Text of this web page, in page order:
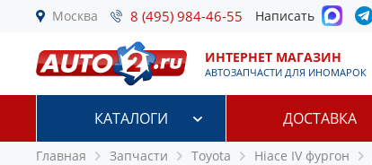
Москва 8 (495) 984-46-55 Написать
ИНТЕРНЕТ МАГАЗИН
АВТОЗАПЧАСТИ ДЛЯ ИНОМАРОК
КАТАЛОГИ ДОСТАВКА
Главная Запчасти Toyota Hiace IV фургон